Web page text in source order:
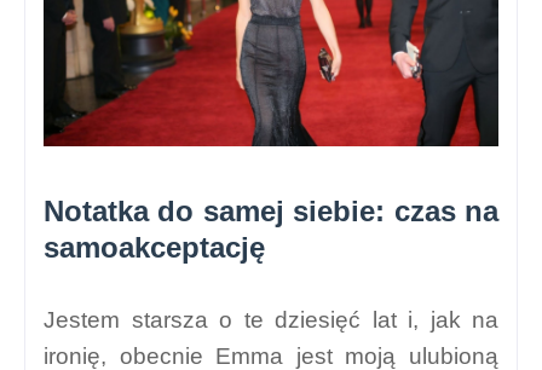
Notatka do samej siebie: czas na
samoakceptację
Jestem starsza o te dziesięć lat i, jak na
ironię, obecnie Emma jest moją ulubioną